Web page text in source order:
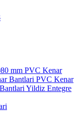
mm PVC Kenar
Bantlari PVC Kenar
Yildiz Entegre